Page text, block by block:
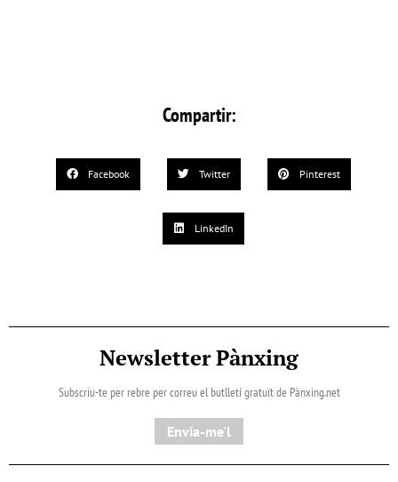
Compartir:
Facebook Twitter Pinterest
LinkedIn
Newsletter Pànxing
Subscriu-te per rebre per correu el butlletí gratuït de Pànxing.net​
Envia-me'l